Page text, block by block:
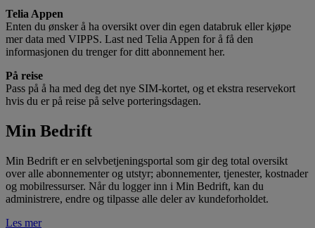
Telia Appen
Enten du ønsker å ha oversikt over din egen databruk eller kjøpe
mer data med VIPPS. Last ned Telia Appen for å få den
informasjonen du trenger for ditt abonnement her.
På reise
Pass på å ha med deg det nye SIM-kortet, og et ekstra reservekort
hvis du er på reise på selve porteringsdagen.
Min Bedrift
Min Bedrift er en selvbetjeningsportal som gir deg total oversikt
over alle abonnementer og utstyr; abonnementer, tjenester, kostnader
og mobilressurser. Når du logger inn i Min Bedrift, kan du
administrere, endre og tilpasse alle deler av kundeforholdet.
Les mer